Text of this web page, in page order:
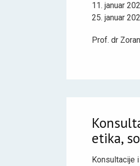
11. januar
25. januar
Prof. dr
etika,
Konsultacije